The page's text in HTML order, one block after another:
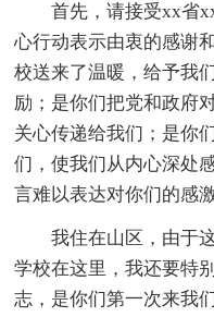
首先，请接受xx省
心行动表示由衷的感谢
校送来了温暖，给予我
励；是你们把党和政府
关心传递给我们；是你
们，使我们从内心深处
言难以表达对你们的感
我住在山区，由于
学校在这里，我还要特
志，是你们第一次来我